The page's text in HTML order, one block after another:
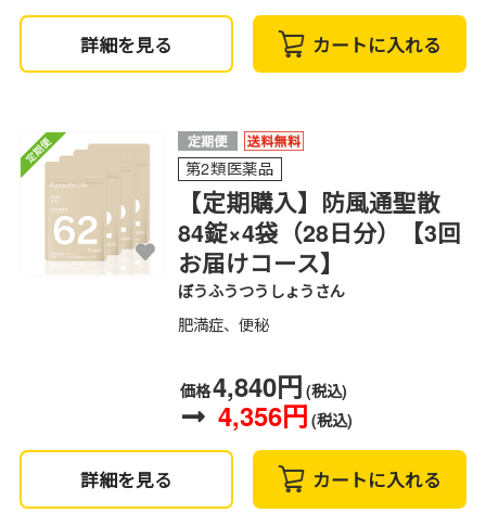
詳細を見る カートに入れる
第2類医薬品
【定期購入】防風通聖散
84錠×4袋（28日分）【3回
お届けコース】
ぼうふうつうしょうさん
肥満症、便秘
価格4,840円 (税込)
4,356円 (税込)
詳細を見る カートに入れる